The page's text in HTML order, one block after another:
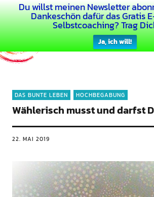
Du willst meinen Newsletter
Dankeschön dafür das Gratis
Selbstcoaching? Trag
Ja, ich will!
Dein Buntes Leben
DAS BUNTE LEBEN HOCHBEGABUNG
Wählerisch musst und darfst
22. MAI 2019